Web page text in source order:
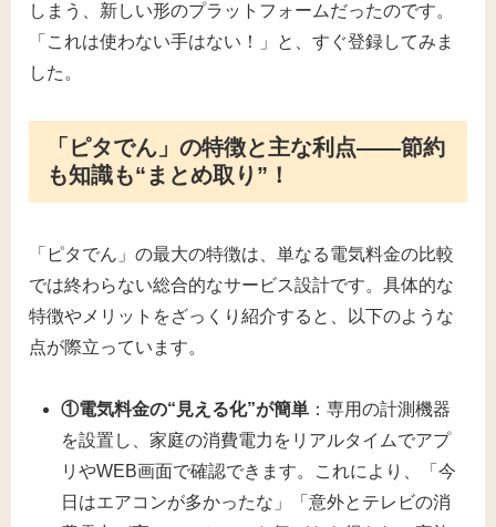
しまう、新しい形のプラットフォームだったのです。
「これは使わない手はない！」と、すぐ登録してみま
した。
「ピタでん」の特徴と主な利点――節約
も知識も“まとめ取り”！
「ピタでん」の最大の特徴は、単なる電気料金の比較
では終わらない総合的なサービス設計です。具体的な
特徴やメリットをざっくり紹介すると、以下のような
点が際立っています。
①電気料金の“見える化”が簡単 ：専用の計測機器
を設置し、家庭の消費電力をリアルタイムでアプ
リやWEB画面で確認できます。これにより、「今
日はエアコンが多かったな」「意外とテレビの消